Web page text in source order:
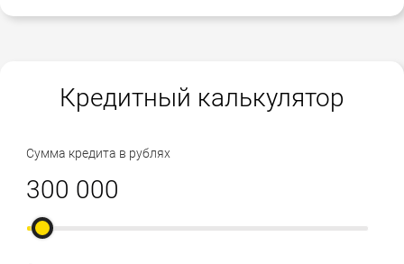
Кредитный калькулятор
Сумма кредита в рублях